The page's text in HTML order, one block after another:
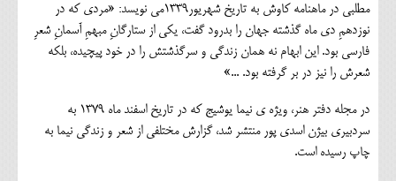
مطلبی در ماهنامه كاوش به تاریخ شهريور1339می نویسد: «مردي كه در
نوزدهمِ دي ماه گذشته جهان را بدرود گفت، يكي از ستارگانِ مبهمِ آسمانِ شعرِ
فارسي بود. اين ابهام نه همان زندگي و سرگذشتش را در خود پيچيده، بلكه
شعرش را نيز در بر گرفته بود. ...»
در مجله دفتر هنر، ویژه ی نیما یوشیج که در تاریخ اسفند ماه 1379 به
سردبیری بیژن اسدی پور منتشر شد، گزارش مختلفی از شعر و زندگی نیما به
چاپ رسیده است.